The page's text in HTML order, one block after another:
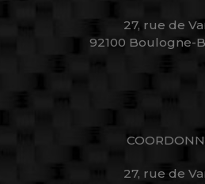
27, rue de
92100 Boulogne-
27, rue de